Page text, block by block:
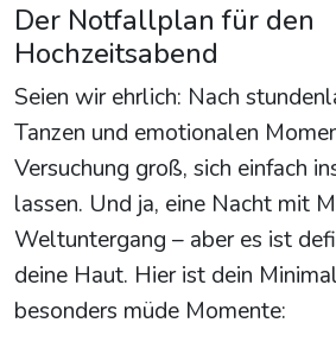
Der Notfallplan für den
Hochzeitsabend
Seien wir ehrlich: Nach
Tanzen und emotionalen
Versuchung groß, sich einfach
lassen. Und ja, eine Nacht mit
Weltuntergang – aber es ist
deine Haut. Hier ist dein
besonders müde Momente: